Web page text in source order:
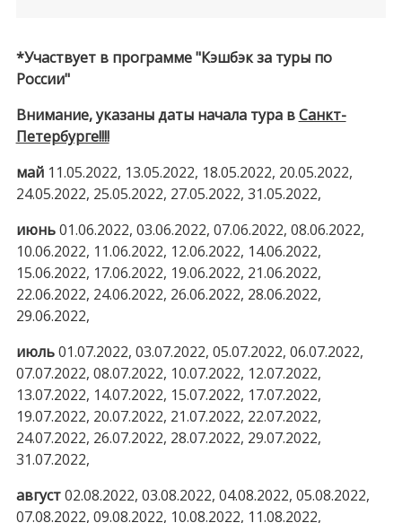
*Участвует в программе "Кэшбэк за туры по
России"
Внимание, указаны даты начала тура вСанкт-
Петербурге!!!!
май11.05.2022, 13.05.2022, 18.05.2022, 20.05.2022,
24.05.2022, 25.05.2022, 27.05.2022, 31.05.2022,
июнь01.06.2022, 03.06.2022, 07.06.2022, 08.06.2022,
10.06.2022, 11.06.2022, 12.06.2022, 14.06.2022,
15.06.2022, 17.06.2022, 19.06.2022, 21.06.2022,
22.06.2022, 24.06.2022, 26.06.2022, 28.06.2022,
29.06.2022,
июль01.07.2022, 03.07.2022, 05.07.2022, 06.07.2022,
07.07.2022, 08.07.2022, 10.07.2022, 12.07.2022,
13.07.2022, 14.07.2022, 15.07.2022, 17.07.2022,
19.07.2022, 20.07.2022, 21.07.2022, 22.07.2022,
24.07.2022, 26.07.2022, 28.07.2022, 29.07.2022,
31.07.2022,
август02.08.2022, 03.08.2022, 04.08.2022, 05.08.2022,
07.08.2022, 09.08.2022, 10.08.2022, 11.08.2022,